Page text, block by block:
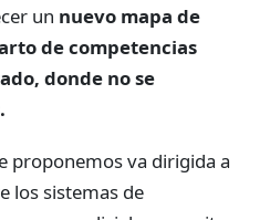
un nuevo mapa de
de competencias
donde no se
proponemos va dirigida a
los sistemas de